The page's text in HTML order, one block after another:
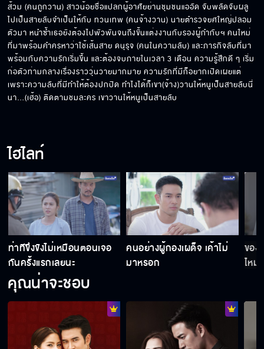
ส้วม (คนถูกวาน) สาวน้อยชื่อแปลกผู้อาศัยย่านชุมชนแออัด จับพลัดจับผลู
ไปเป็นสายลับจำเป็นให้กับ ทวนเทพ (คนจ้างวาน) นายตำรวจยศใหญ่ปลอม
ตัวมา หนำซ้ำเธอยังต้องไปพัวพันจนถึงขั้นแต่งงานกับรองผู้กำกับฯ คนใหม่
ที่มาพร้อมคำครหาว่าใช้เส้นสาย ดนุรุจ (คนในความลับ) และภารกิจลับที่มา
พร้อมกับความรักเริ่มขึ้น และต้องจบภายในเวลา 3 เดือน ความรู้สึกดี ๆ เริ่ม
ก่อตัวท่ามกลางเรื่องราววุ่นวายมากมาย ความรักที่มีก็อยากเปิดเผยแต่
เพราะความลับที่มีทำให้ต้องปกปิด ทำไงได้ก็เขา(จ้าง)วานให้หนูเป็นสายลับนี่
นา…(เฮ้อ) ติดตามชมละคร เขาวานให้หนูเป็นสายลับ
ไฮไลท์
ท่าทีขึงขังไม่เหมือนตอนเจอ
กันครั้งแรกเลยนะ
คนอย่างผู้กองเผด็จ เค้าไม่
มาหรอก
ของ
ไหม
คุณน่าจะชอบ